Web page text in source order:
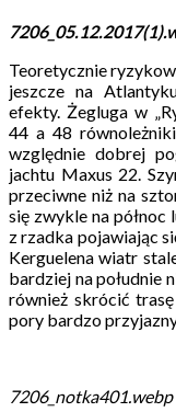
Teoretycznie
jeszcze na
efekty. Żegluga w
44 a 48
względnie dobrej
jachtu Maxus 22.
przeciwne niż na
się zwykle na północ
z rzadka pojawiając
Kerguelena wiatr
bardziej na południe
również skrócić
pory bardzo
7206_notka401.webp